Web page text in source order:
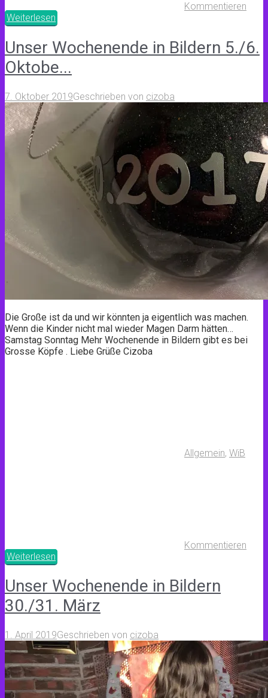
Kommentieren
Weiterlesen
Unser Wochenende in Bildern 5./6.
Oktobe...
7. Oktober 2019Geschrieben von cizoba
Die Große ist da und wir könnten ja eigentlich was machen.
Wenn die Kinder nicht mal wieder Magen Darm hätten…
Samstag Sonntag Mehr Wochenende in Bildern gibt es bei
Grosse Köpfe . Liebe Grüße Cizoba
Allgemein, WiB
Kommentieren
Weiterlesen
Unser Wochenende in Bildern
30./31. März
1. April 2019Geschrieben von cizoba